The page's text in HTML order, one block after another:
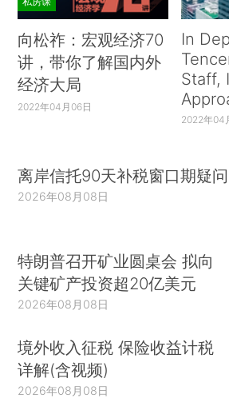
向松祚：宏观经济70
讲，带你了解国内外
经济大局
2022年04月06日
In
Staff,
2022年04
离岸信托90天补税窗口期疑问
2026年08月08日
特朗普召开矿业圆桌会 拟向
关键矿产投资超20亿美元
2026年08月08日
境外收入征税 保险收益计税
详解(含视频)
2026年08月08日